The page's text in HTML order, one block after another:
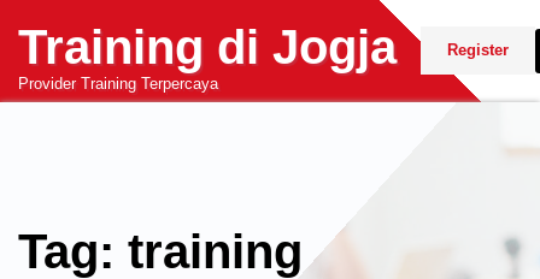
content
Training di Jogja
Provider Training Terpercaya
Register
Tag: training